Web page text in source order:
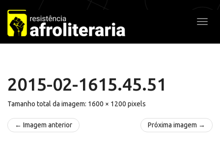
Pular
para
o
conteúdo
2015-02-1615.45.51
Tamanho total da imagem: 1600 × 1200 pixels
← Imagem anterior Próxima imagem →